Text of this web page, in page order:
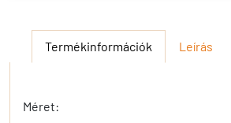
Termékinformációk Leírás
Méret: